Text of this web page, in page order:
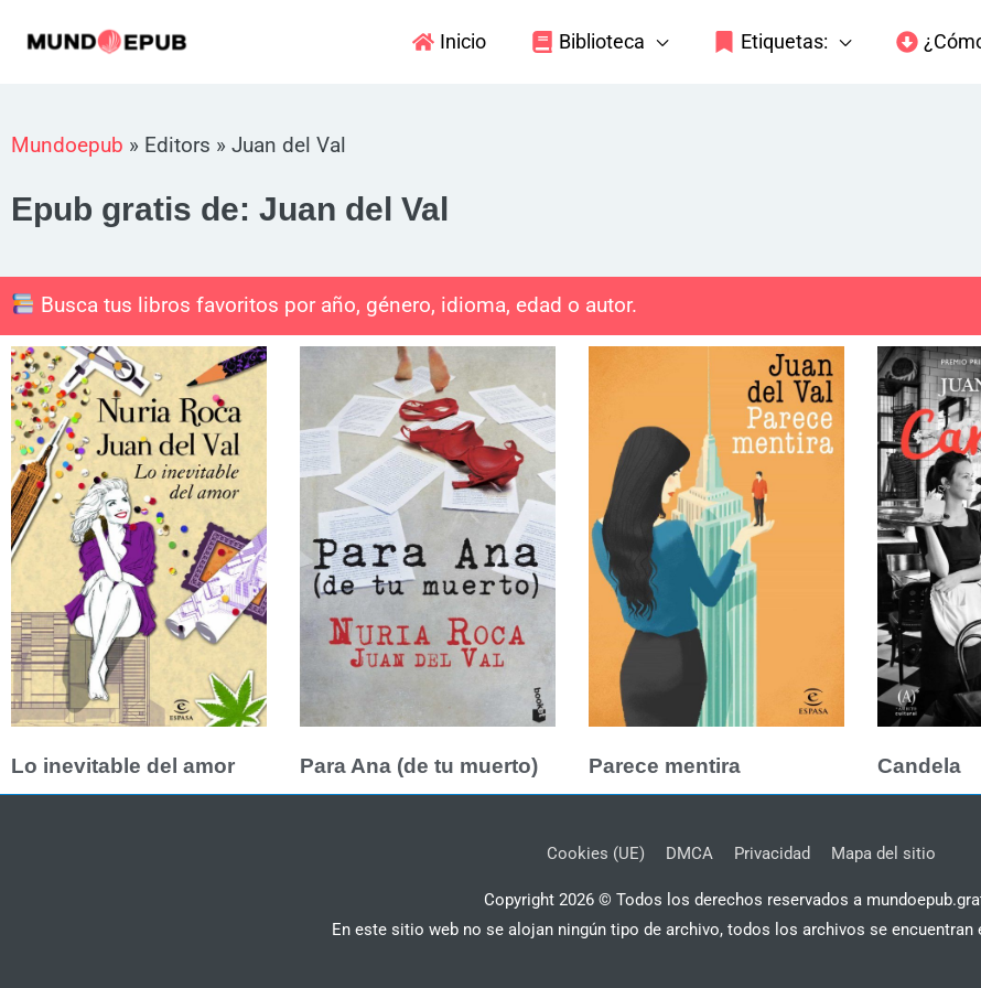
Inicio Biblioteca Etiquetas:
Mundoepub » Editors » Juan del Val
Epub gratis de: Juan del Val
Busca tus libros favoritos por año, género, idioma, edad o autor.
Lo inevitable del amor Para Ana (de tu muerto) Parece mentira Candela
Cookies (UE) DMCA Privacidad Mapa del sitio
Copyright 2026 © Todos los derechos reservados a
En este sitio web no se alojan ningún tipo de archivo, todos los archivos se encuentran